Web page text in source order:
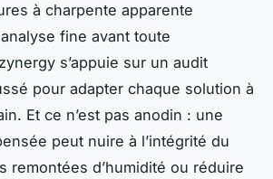
à charpente apparente
fine avant toute
s’appuie sur un audit
pour adapter chaque solution à
Et ce n’est pas anodin : une
peut nuire à l’intégrité du
remontées d’humidité ou réduire